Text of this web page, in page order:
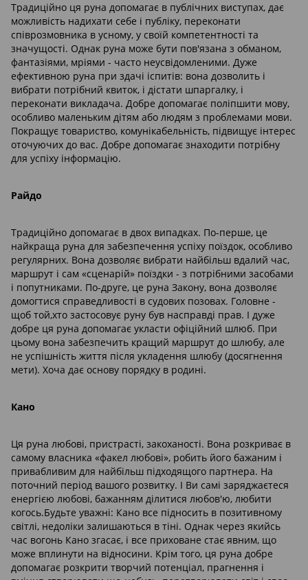
Традиційно ця руна допомагає в публічних виступах, дає
можливість надихати себе і публіку, переконати
співрозмовника в усному, у своїй компетентності та
значущості. Однак руна може бути пов'язана з обманом,
фантазіями, мріями - часто неусвідомленими. Дуже
ефективною руна при здачі іспитів: вона дозволить і
вибрати потрібний квиток, і дістати шпаргалку, і
переконати викладача. Добре допомагає поліпшити мову,
особливо маленьким дітям або людям з проблемами мови.
Покращує товариство, комунікабельність, підвищує інтерес
оточуючих до вас. Добре допомагає знаходити потрібну
для успіху інформацію.
Райдо
Традиційно допомагає в двох випадках. По-перше, це
найкраща руна для забезпечення успіху поїздок, особливо
регулярних. Вона дозволяє вибрати найбільш вдалий час,
маршрут і сам «сценарій» поїздки - з потрібними засобами
і попутниками. По-друге, це руна Закону, вона дозволяє
домогтися справедливості в судових позовах. Головне -
щоб той,хто застосовує руну був насправді прав. І дуже
добре ця руна допомагає укласти офіційний шлюб. При
цьому вона забезпечить кращий маршрут до шлюбу, але
не успішність життя після укладення шлюбу (досягнення
мети). Хоча дає основу порядку в родині.
Кано
Ця руна любові, пристрасті, закоханості. Вона розкриває в
самому власника «факел любові», робить його бажаним і
привабливим для найбільш підходящого партнера. На
поточний період вашого розвитку. І Ви самі заряджаєтеся
енергією любові, бажанням ділитися любов'ю, любити
когось.Будьте уважні: Кано все підносить в позитивному
світлі, недоліки залишаються в тіні. Однак через якийсь
час вогонь Кано згасає, і все приховане стає явним, що
може вплинути на відносини. Крім того, ця руна добре
допомагає розкрити творчий потенціал, прагнення і